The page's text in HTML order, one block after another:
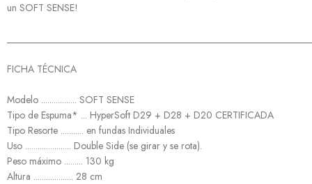
un SOFT SENSE!
FICHA TÉCNICA
Modelo ................. SOFT SENSE
Tipo de Espuma* ... HyperSoft D29 + D28 + D20 CERTIFICADA
Tipo Resorte ........... en fundas Individuales
Uso ...................... Double Side (se girar y se rota).
Peso máximo ......... 130 kg
Altura ................... 28 cm